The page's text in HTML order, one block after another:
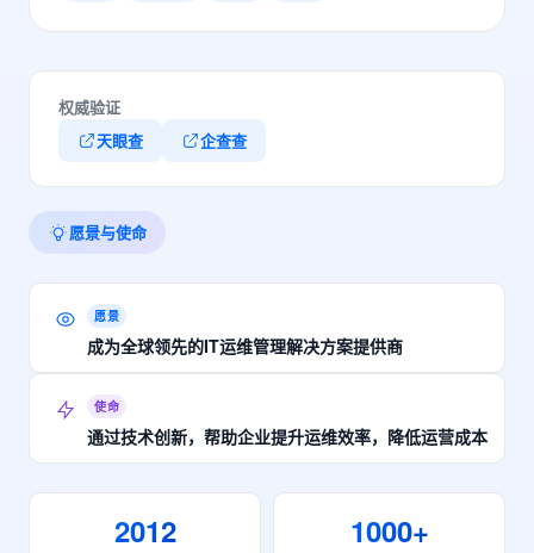
权威验证
天眼查
企查查
愿景与使命
愿景
成为全球领先的IT运维管理解决方案提供商
使命
通过技术创新，帮助企业提升运维效率，降低运营成本
2012 1000+